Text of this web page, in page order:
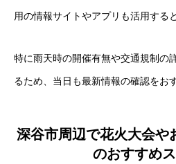
用の情報サイトやアプリも活用する
特に雨天時の開催有無や交通規制の
るため、当日も最新情報の確認をお
深谷市周辺で花火大会や
のおすすめ